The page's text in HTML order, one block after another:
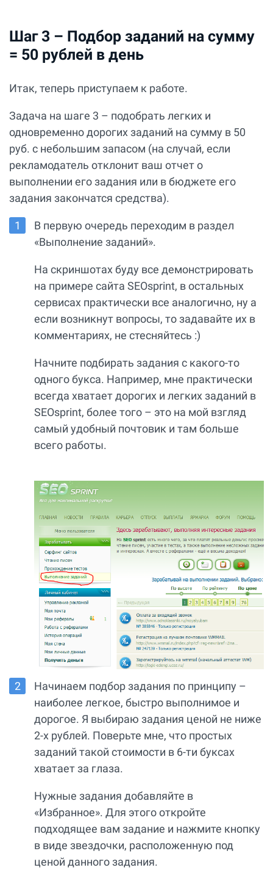
Шаг 3 – Подбор заданий на сумму
= 50 рублей в день
Итак, теперь приступаем к работе.
Задача на шаге 3 – подобрать легких и
одновременно дорогих заданий на сумму в 50
руб. с небольшим запасом (на случай, если
рекламодатель отклонит ваш отчет о
выполнении его задания или в бюджете его
задания закончатся средства).
В первую очередь переходим в раздел
«Выполнение заданий».
На скриншотах буду все демонстрировать
на примере сайта SEOsprint, в остальных
сервисах практически все аналогично, ну а
если возникнут вопросы, то задавайте их в
комментариях, не стесняйтесь :)
Начните подбирать задания с какого-то
одного букса. Например, мне практически
всегда хватает дорогих и легких заданий в
SEOsprint, более того – это на мой взгляд
самый удобный почтовик и там больше
всего работы.
Начинаем подбор задания по принципу –
наиболее легкое, быстро выполнимое и
дорогое. Я выбираю задания ценой не ниже
2-х рублей. Поверьте мне, что простых
заданий такой стоимости в 6-ти буксах
хватает за глаза.
Нужные задания добавляйте в
«Избранное». Для этого откройте
подходящее вам задание и нажмите кнопку
в виде звездочки, расположенную под
ценой данного задания.